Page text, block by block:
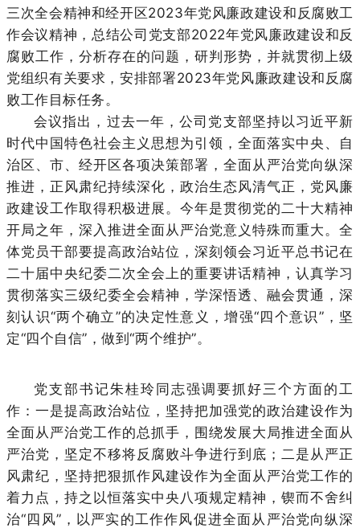
三次全会精神和经开区2023年党风廉政建设和反腐败工
作会议精神，总结公司党支部2022年党风廉政建设和反
腐败工作，分析存在的问题，研判形势，并就贯彻上级
党组织有关要求，安排部署2023年党风廉政建设和反腐
败工作目标任务。
会议指出，过去一年，公司党支部坚持以习近平新
时代中国特色社会主义思想为引领，全面落实中央、自
治区、市、经开区各项决策部署，全面从严治党向纵深
推进，正风肃纪持续深化，政治生态风清气正，党风廉
政建设工作取得积极进展。今年是贯彻党的二十大精神
开局之年，深入推进全面从严治党意义特殊而重大。全
体党员干部要提高政治站位，深刻领会习近平总书记在
二十届中央纪委二次全会上的重要讲话精神，认真学习
贯彻落实三级纪委全会精神，学深悟透、融会贯通，深
刻认识“两个确立”的决定性意义，增强“四个意识”，坚
定“四个自信”，做到“两个维护”。
党支部书记朱桂玲同志强调要抓好三个方面的工
作：一是提高政治站位，坚持把加强党的政治建设作为
全面从严治党工作的总抓手，围绕发展大局推进全面从
严治党，坚定不移将反腐败斗争进行到底；二是从严正
风肃纪，坚持把狠抓作风建设作为全面从严治党工作的
着力点，持之以恒落实中央八项规定精神，锲而不舍纠
治“四风”，以严实的工作作风促进全面从严治党向纵深